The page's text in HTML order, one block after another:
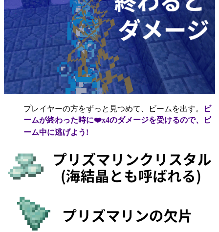
プレイヤーの方をずっと見つめて、ビームを出す。
ビ
ームが終わった時に❤️x4のダメージを受けるので、ビ
ーム中に逃げよう!